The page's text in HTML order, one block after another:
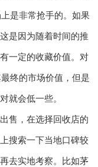
是非常抢手的。如果
是因为随着时间的推
一定的收藏价值。对
终的市场价值，但是
就会低一些。
售，在选择回收店的
搜索一下当地口碑较
去实地考察。比如茅